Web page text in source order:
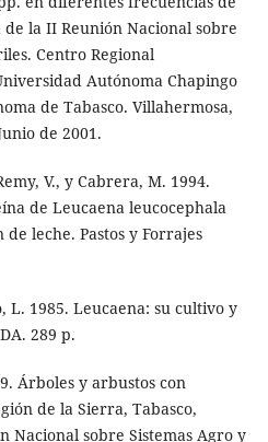
la II Reunión Nacional sobre
Centro Regional
Autónoma Chapingo
de Tabasco. Villahermosa,
de 2001.
V., y Cabrera, M. 1994.
de Leucaena leucocephala
leche. Pastos y Forrajes
L. 1985. Leucaena: su cultivo y
289 p.
Árboles y arbustos con
de la Sierra, Tabasco,
Nacional sobre Sistemas Agro y